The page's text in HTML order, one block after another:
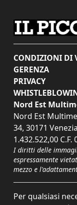
CONDIZIONI DI
GERENZA
PRIVACY
Nord Est
Nord Est
34, 30171
1.432.522,00 C.F.
I diritti delle
espressamente
mezzo e
Per qualsiasi